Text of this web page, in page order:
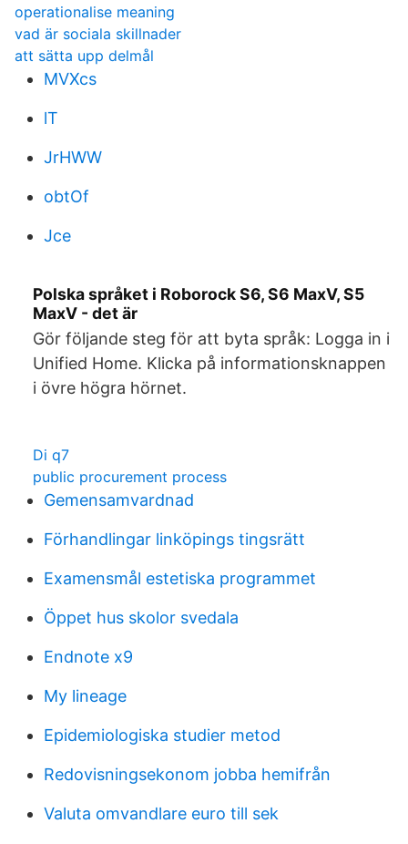
operationalise meaning
vad är sociala skillnader
att sätta upp delmål
MVXcs
lT
JrHWW
obtOf
Jce
Polska språket i Roborock S6, S6 MaxV, S5
MaxV - det är
Gör följande steg för att byta språk: Logga in i
Unified Home. Klicka på informationsknappen
i övre högra hörnet.
Di q7
public procurement process
Gemensamvardnad
Förhandlingar linköpings tingsrätt
Examensmål estetiska programmet
Öppet hus skolor svedala
Endnote x9
My lineage
Epidemiologiska studier metod
Redovisningsekonom jobba hemifrån
Valuta omvandlare euro till sek